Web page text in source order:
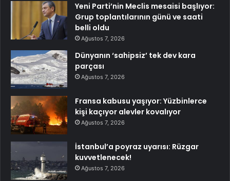
Yeni Parti’nin Meclis mesaisi başlıyor:
Grup toplantılarının günü ve saati
belli oldu
Ağustos 7, 2026
Dünyanın ‘sahipsiz’ tek dev kara
parçası
Ağustos 7, 2026
Fransa kabusu yaşıyor: Yüzbinlerce
kişi kaçıyor alevler kovalıyor
Ağustos 7, 2026
İstanbul’a poyraz uyarısı: Rüzgar
kuvvetlenecek!
Ağustos 7, 2026